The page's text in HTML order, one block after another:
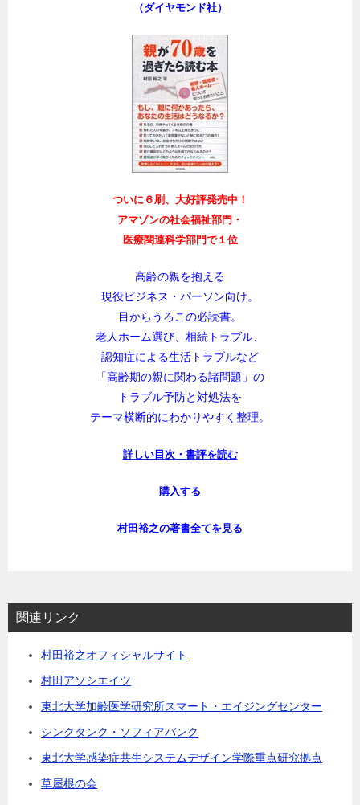
（ダイヤモンド社）
ついに６刷、大好評発売中！
アマゾンの社会福祉部門・
医療関連科学部門で１位
高齢の親を抱える
現役ビジネス・パーソン向け。
目からうろこの必読書。
老人ホーム選び、相続トラブル、
認知症による生活トラブルなど
「高齢期の親に関わる諸問題」の
トラブル予防と対処法を
テーマ横断的にわかりやすく整理。
詳しい目次・書評を読む
購入する
村田裕之の著書全てを見る
関連リンク
村田裕之オフィシャルサイト
村田アソシエイツ
東北大学加齢医学研究所スマート・エイジングセンター
シンクタンク・ソフィアバンク
東北大学感染症共生システムデザイン学際重点研究拠点
草屋根の会